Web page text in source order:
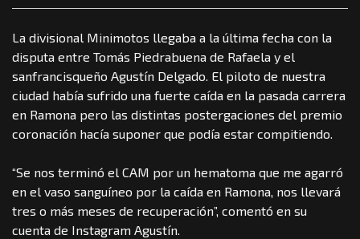
La divisional Minimotos llegaba a la última fecha con la
disputa entre Tomás Piedrabuena de Rafaela y el
sanfrancisqueño Agustín Delgado. El piloto de nuestra
ciudad había sufrido una fuerte caída en la pasada carrera
en Ramona pero las distintas postergaciones del premio
coronación hacía suponer que podía estar compitiendo.
“Se nos terminó el CAM por un hematoma que me agarró
en el vaso sanguíneo por la caída en Ramona, nos llevará
tres o más meses de recuperación”, comentó en su
cuenta de Instagram Agustín.